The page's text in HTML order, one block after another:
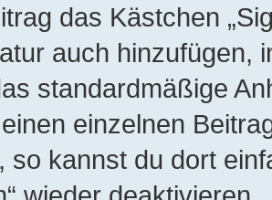
das Kästchen
auch hinzufügen,
standardmäßige
einzelnen
so kannst du dort